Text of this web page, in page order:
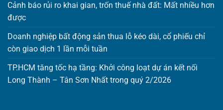
Cảnh báo rủi ro khai gian, trốn thuế nhà đất: Mất nhiều hơn
được
Doanh nghiệp bất động sản thua lỗ kéo dài, cổ phiếu chỉ
còn giao dịch 1 lần mỗi tuần
TP.HCM tăng tốc hạ tầng: Khởi công loạt dự án kết nối
Long Thành – Tân Sơn Nhất trong quý 2/2026